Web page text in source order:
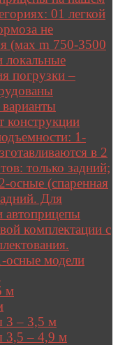
01 легкой
не
(мах m 750-3500
погрузки –
конструкции
1-
в 2
только задний;
осные (спаренная
Для
автоприцепы
комплектации с
осные модели
м
3 – 3,5 м
3,5 – 4,9 м